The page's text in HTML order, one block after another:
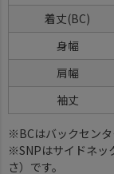
着丈(BC)
身幅
肩幅
袖丈
※BCはバックセンタ
※SNPはサイドネッ
さ）です。